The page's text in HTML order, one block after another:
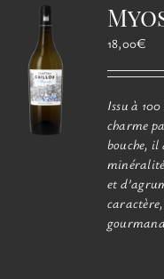
18,00€
Issu à
charme
bouche,
et